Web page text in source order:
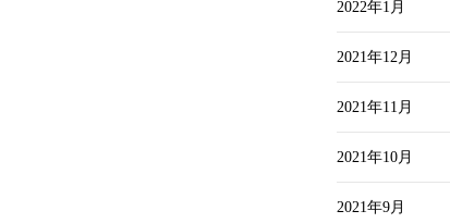
2022年1月
2021年12月
2021年11月
2021年10月
2021年9月